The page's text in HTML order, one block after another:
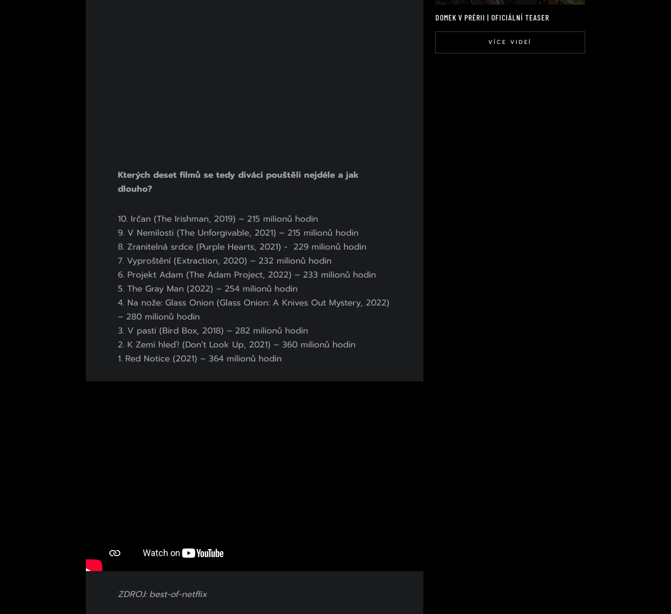
Kterých deset filmů se tedy diváci pouštěli nejdéle a jak
dlouho?
10. Irčan (The Irishman, 2019) – 215 milionů hodin
9. V Nemilosti (The Unforgivable, 2021) – 215 milionů hodin
8. Zranitelná srdce (Purple Hearts, 2021) - 229 milionů hodin
7. Vyproštění (Extraction, 2020) – 232 milionů hodin
6. Projekt Adam (The Adam Project, 2022) – 233 milionů hodin
5. The Gray Man (2022) – 254 milionů hodin
4. Na nože: Glass Onion (Glass Onion: A Knives Out Mystery, 2022)
– 280 milionů hodin
3. V pasti (Bird Box, 2018) – 282 milionů hodin
2. K Zemi hleď! (Don’t Look Up, 2021) – 360 milionů hodin
1. Red Notice (2021) – 364 milionů hodin
ZDROJ: best-of-netflix
DOMEK V PRÉRII | OFICIÁLNÍ TEASER
VÍCE VIDEÍ